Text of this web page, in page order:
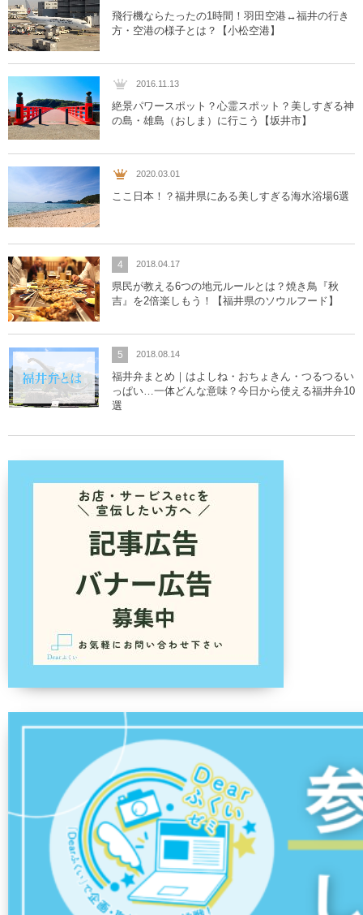
飛行機ならたったの1時間！羽田空港↔︎福井の行き
方・空港の様子とは？【小松空港】
2016.11.13
絶景パワースポット？心霊スポット？美しすぎる神
の島・雄島（おしま）に行こう【坂井市】
2020.03.01
ここ日本！？福井県にある美しすぎる海水浴場6選
4 2018.04.17
県民が教える6つの地元ルールとは？焼き鳥『秋
吉』を2倍楽しもう！【福井県のソウルフード】
5 2018.08.14
福井弁まとめ｜はよしね・おちょきん・つるつるい
っぱい…一体どんな意味？今日から使える福井弁10
選